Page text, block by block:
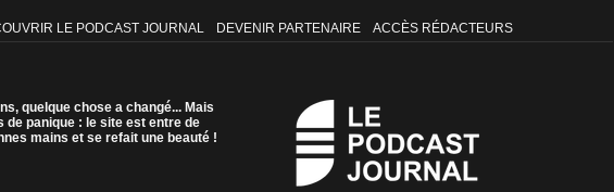
LE PODCAST JOURNAL DEVENIR PARTENAIRE ACCÈS RÉDACTEURS
quelque chose a changé... Mais
de panique : le site est entre de
mains et se refait une beauté !